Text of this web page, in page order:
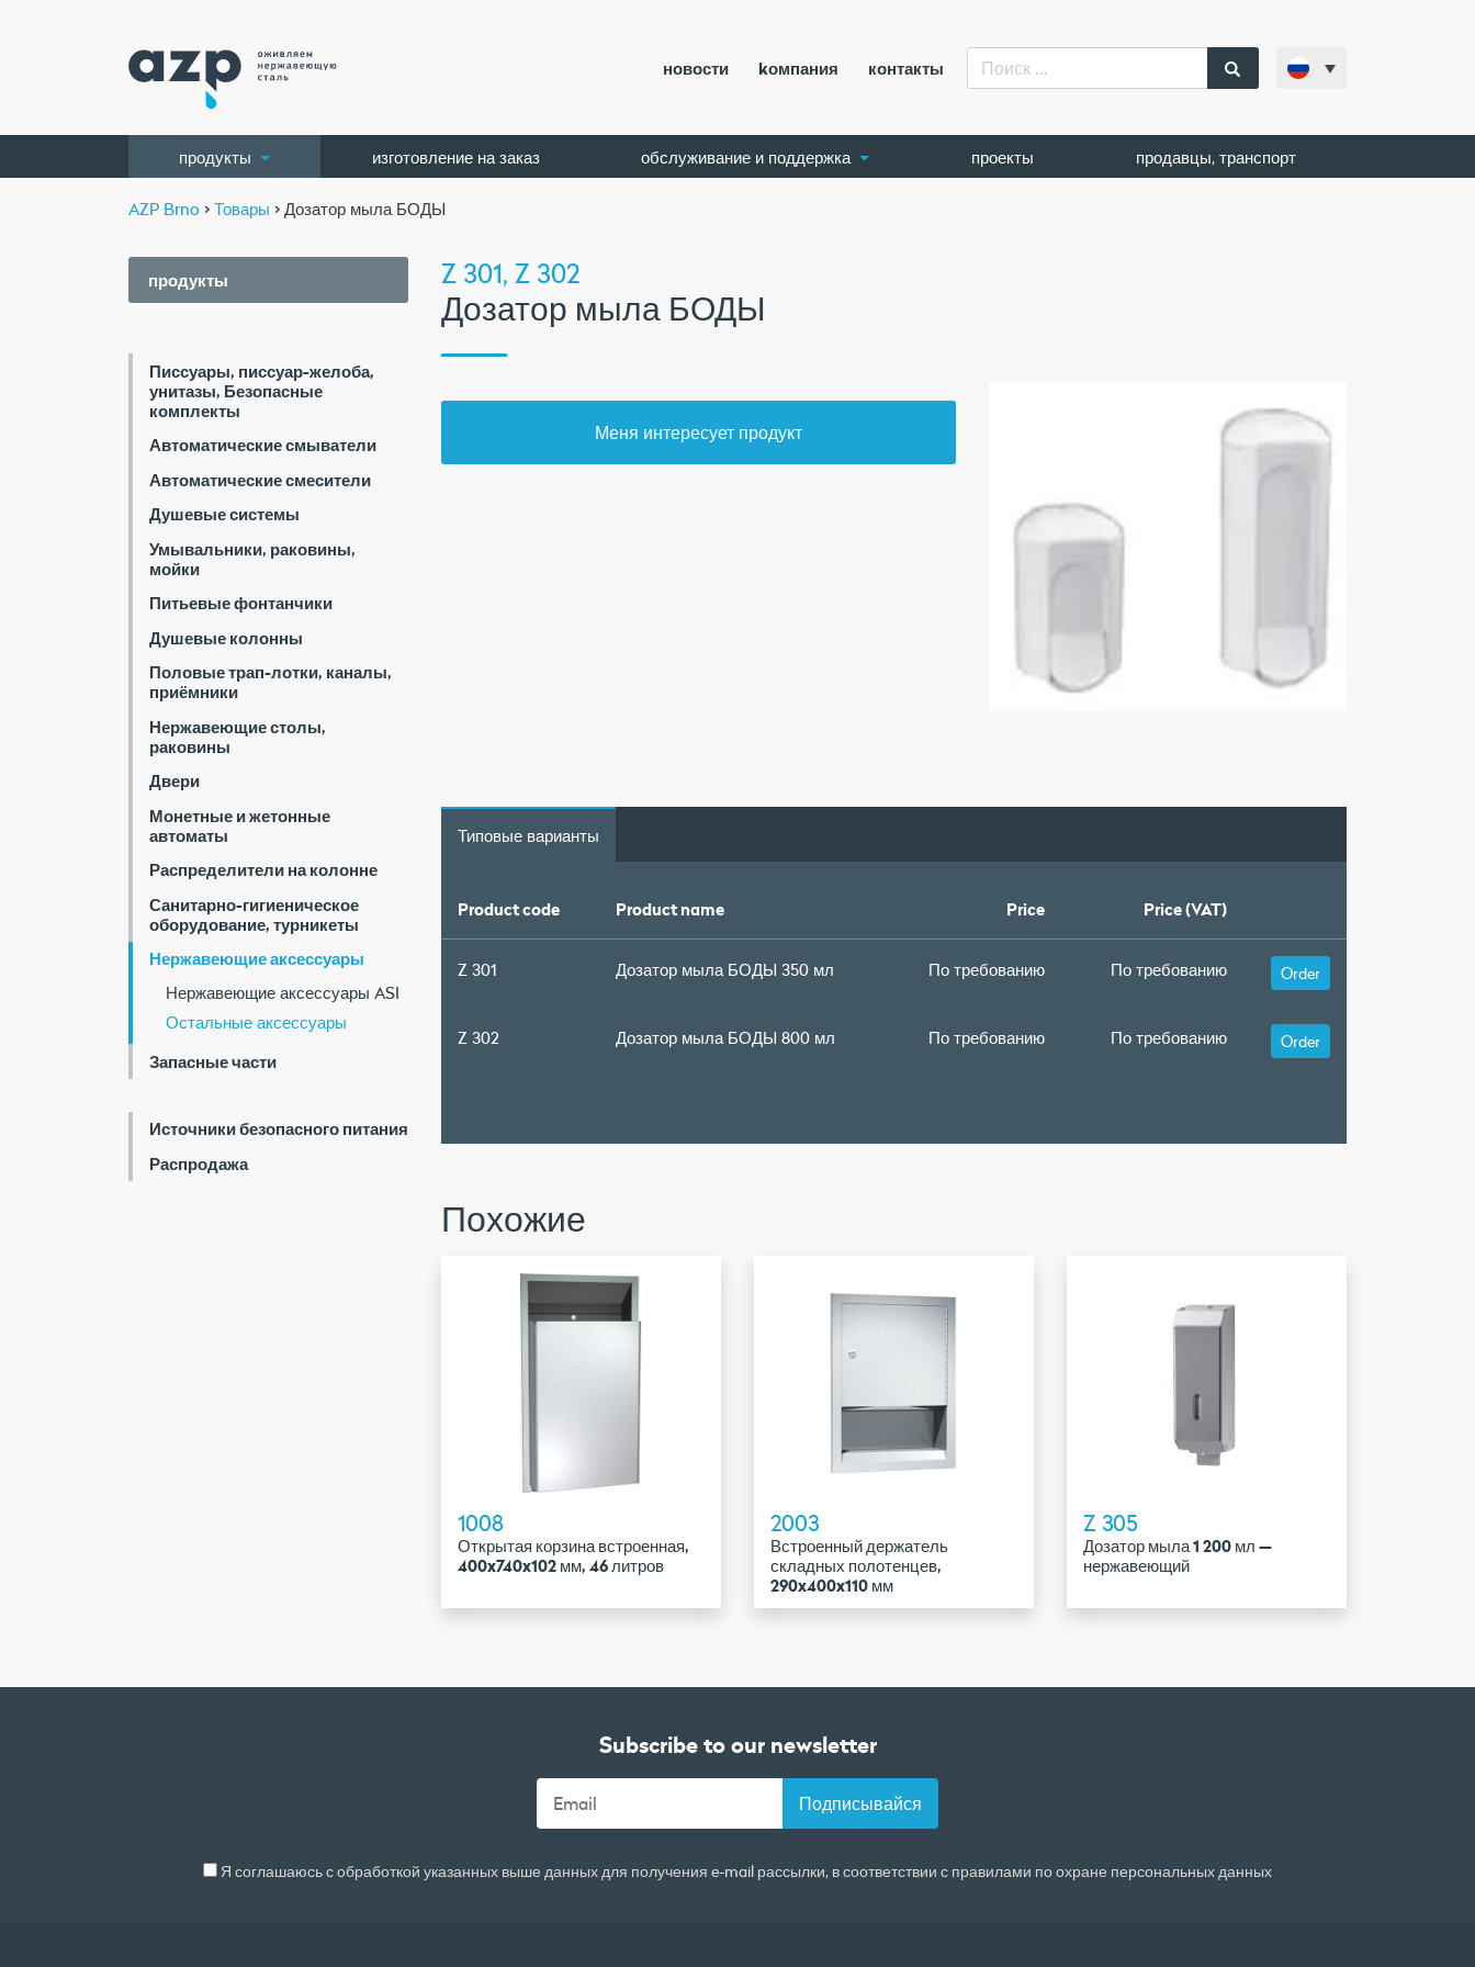
новости kомпания контакты
продукты изготовление на заказ обслуживание и поддержка проекты продавцы, транспорт
AZP Brno > Товары > Дозатор мыла БОДЫ
продукты
Писсуары, писсуар-желоба,
унитазы, Безопасные
комплекты
Автоматические смыватели
Автоматические смесители
Душевые системы
Умывальники, раковины,
мойки
Питьевые фонтанчики
Душевые колонны
Половые трап-лотки, каналы,
приёмники
Нержавеющие столы,
раковины
Двери
Монетные и жетонные
автоматы
Распределители на колонне
Санитарно-гигиеническое
оборудование, турникеты
Нержавеющие аксессуары
Нержавеющие аксессуары ASI
Остальные аксессуары
Запасные части
Источники безопасного питания
Распродажа
Z 301, Z 302
Дозатор мыла БОДЫ
Меня интересует продукт
Типовые варианты
Product code Product name Price Price (VAT)
Z 301 Дозатор мыла БОДЫ 350 мл По требованию По требованию Order
Z 302 Дозатор мыла БОДЫ 800 мл По требованию По требованию Order
Похожие
1008
Открытая корзина встроенная,
400x740x102 мм, 46 литров
2003
Встроенный держатель
складных полотенцев,
290x400x110 мм
Z 305
Дозатор мыла 1 200 мл —
нержавеющий
Subscribe to our newsletter
Я соглашаюсь с обработкой указанных выше данных для получения e-mail рассылки, в соответствии с правилами поохране персональных данных